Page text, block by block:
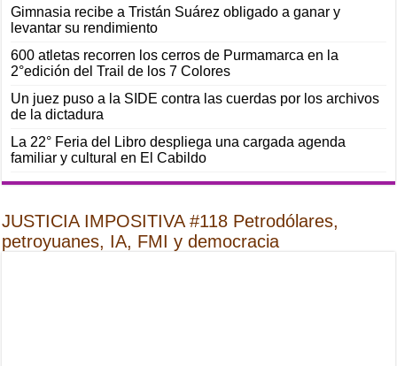
Gimnasia recibe a Tristán Suárez obligado a ganar y
levantar su rendimiento
600 atletas recorren los cerros de Purmamarca en la
2°edición del Trail de los 7 Colores
Un juez puso a la SIDE contra las cuerdas por los archivos
de la dictadura
La 22° Feria del Libro despliega una cargada agenda
familiar y cultural en El Cabildo
JUSTICIA IMPOSITIVA #118 Petrodólares,
petroyuanes, IA, FMI y democracia